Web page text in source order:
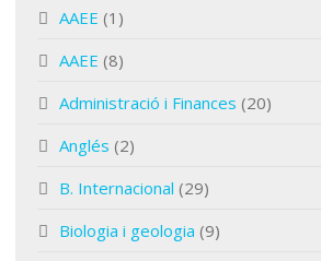
AAEE (1)
AAEE (8)
Administració i Finances (20)
Anglés (2)
B. Internacional (29)
Biologia i geologia (9)